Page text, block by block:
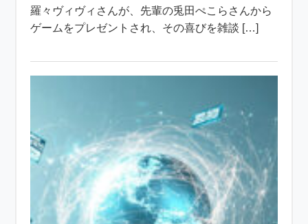
羅々ヴィヴィさんが、先輩の兎田ぺこらさんから
ゲームをプレゼントされ、その喜びを雑談 […]